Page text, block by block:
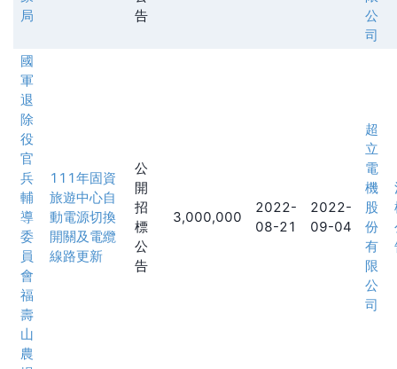
局
告
公
司
國
軍
退
除
役
官
兵
輔
導
委
員
會
福
壽
山
農
111年固資
旅遊中心自
動電源切換
開關及電纜
線路更新
公
開
招
標
公
告
3,000,000
2022-
08-21
2022-
09-04
超
立
電
機
股
份
有
限
公
司